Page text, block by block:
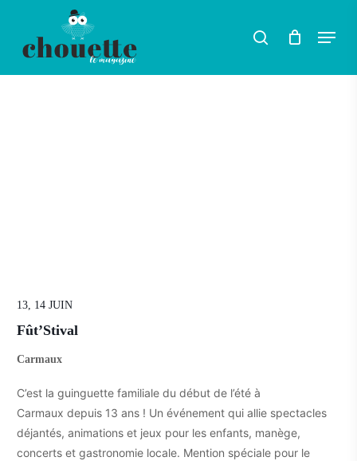
Rechercher
search Menu
13, 14 JUIN
Fût’Stival
Carmaux
C’est la guinguette familiale du début de l’été à
Carmaux depuis 13 ans ! Un événement qui allie spectacles
déjantés, animations et jeux pour les enfants, manège,
concerts et gastronomie locale. Mention spéciale pour le